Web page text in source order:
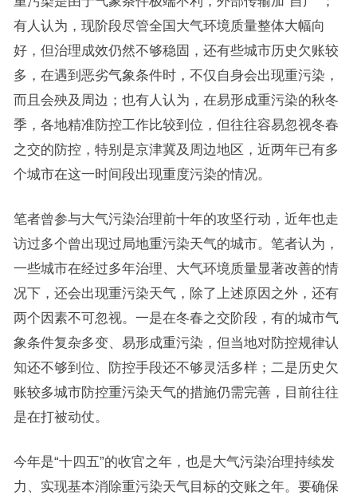
有人认为，现阶段尽管全国大气环境质量整体大幅向
好，但治理成效仍然不够稳固，还有些城市历史欠账较
多，在遇到恶劣气象条件时，不仅自身会出现重污染，
而且会殃及周边；也有人认为，在易形成重污染的秋冬
季，各地精准防控工作比较到位，但往往容易忽视冬春
之交的防控，特别是京津冀及周边地区，近两年已有多
个城市在这一时间段出现重度污染的情况。
笔者曾参与大气污染治理前十年的攻坚行动，近年也走
访过多个曾出现过局地重污染天气的城市。笔者认为，
一些城市在经过多年治理、大气环境质量显著改善的情
况下，还会出现重污染天气，除了上述原因之外，还有
两个因素不可忽视。一是在冬春之交阶段，有的城市气
象条件复杂多变、易形成重污染，但当地对防控规律认
知还不够到位、防控手段还不够灵活多样；二是历史欠
账较多城市防控重污染天气的措施仍需完善，目前往往
是在打被动仗。
今年是“十四五”的收官之年，也是大气污染治理持续发
力、实现基本消除重污染天气目标的交账之年。要确保